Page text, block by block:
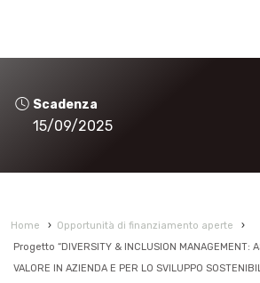
Scadenza
15/09/2025
Home › Opportunità di finanziamento aperte
›
Progetto “DIVERSITY & INCLUSION MANAGEMENT:
VALORE IN AZIENDA E PER LO SVILUPPO